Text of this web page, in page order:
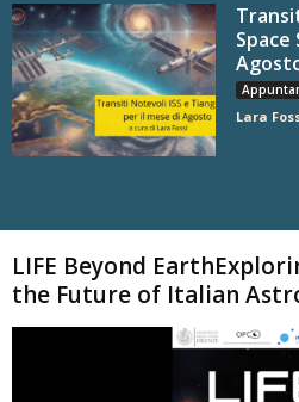
Lara
LIFE Beyond
the Future of Italian